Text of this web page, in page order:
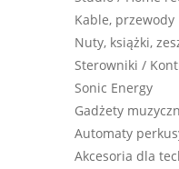
Kable, przewody
Nuty, książki,
Sterowniki /
Sonic Energy
Gadżety
Automaty
Akcesoria dla